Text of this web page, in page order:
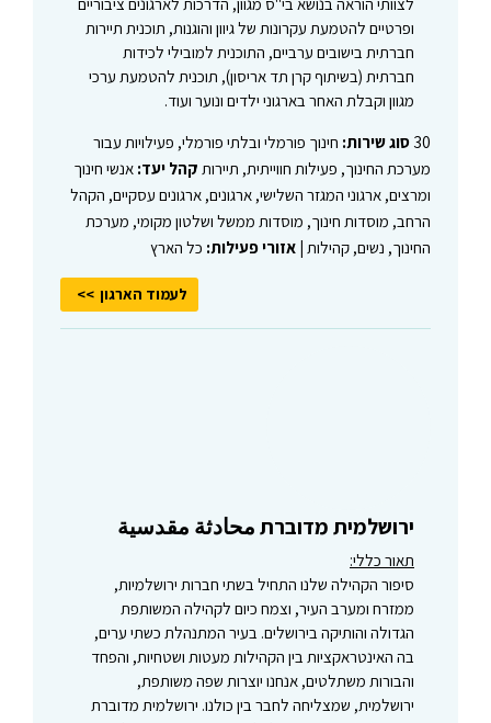
ופרטיים להטמעת עקרונות של גיוון והוגנות, תוכנית תיירות
חברתית בישובים ערביים, התוכנית למובילי לכידות
חברתית (בשיתוף קרן תד אריסון), תוכנית להטמעת ערכי
מגוון וקבלת האחר בארגוני ילדים ונוער ועוד.
30 סוג שירות: חינוך פורמלי ובלתי פורמלי, פעילויות עבור
מערכת החינוך, פעילות חווייתית, תיירות קהל יעד: אנשי חינוך
ומרצים, ארגוני המגזר השלישי, ארגונים, ארגונים עסקיים, הקהל
הרחב, מוסדות חינוך, מוסדות ממשל ושלטון מקומי, מערכת
החינוך, נשים, קהילות | אזורי פעילות: כל הארץ
לעמוד הארגון
ירושלמית מדוברת محادثة مقدسية
תאור כללי:
סיפור הקהילה שלנו התחיל בשתי חברות ירושלמיות,
ממזרח ומערב העיר, וצמח כיום לקהילה המשותפת
הגדולה והותיקה בירושלים. בעיר המתנהלת כשתי ערים,
בה האינטראקציות בין הקהילות מעטות ושטחיות, והפחד
והבורות משתלטים, אנחנו יוצרות שפה משותפת,
ירושלמית, שמצליחה לחבר בין כולנו. ירושלמית מדוברת